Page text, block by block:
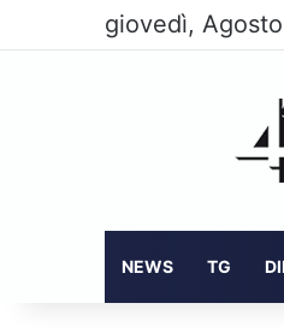
giovedì,
NEWS TG